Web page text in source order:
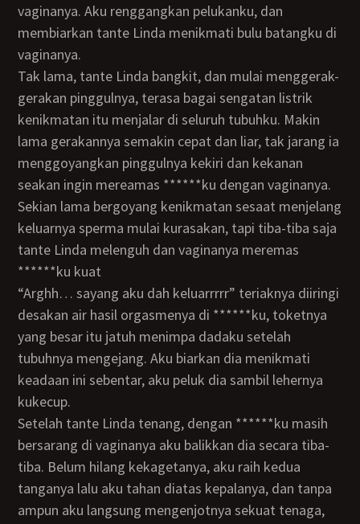
vaginanya. Aku renggangkan pelukanku, dan
membiarkan tante Linda menikmati bulu batangku di
vaginanya.
Tak lama, tante Linda bangkit, dan mulai menggerak-
gerakan pinggulnya, terasa bagai sengatan listrik
kenikmatan itu menjalar di seluruh tubuhku. Makin
lama gerakannya semakin cepat dan liar, tak jarang ia
menggoyangkan pinggulnya kekiri dan kekanan
seakan ingin mereamas ******ku dengan vaginanya.
Sekian lama bergoyang kenikmatan sesaat menjelang
keluarnya sperma mulai kurasakan, tapi tiba-tiba saja
tante Linda melenguh dan vaginanya meremas
******ku kuat
“Arghh… sayang aku dah keluarrrrr” teriaknya diiringi
desakan air hasil orgasmenya di ******ku, toketnya
yang besar itu jatuh menimpa dadaku setelah
tubuhnya mengejang. Aku biarkan dia menikmati
keadaan ini sebentar, aku peluk dia sambil lehernya
kukecup.
Setelah tante Linda tenang, dengan ******ku masih
bersarang di vaginanya aku balikkan dia secara tiba-
tiba. Belum hilang kekagetanya, aku raih kedua
tanganya lalu aku tahan diatas kepalanya, dan tanpa
ampun aku langsung mengenjotnya sekuat tenaga,